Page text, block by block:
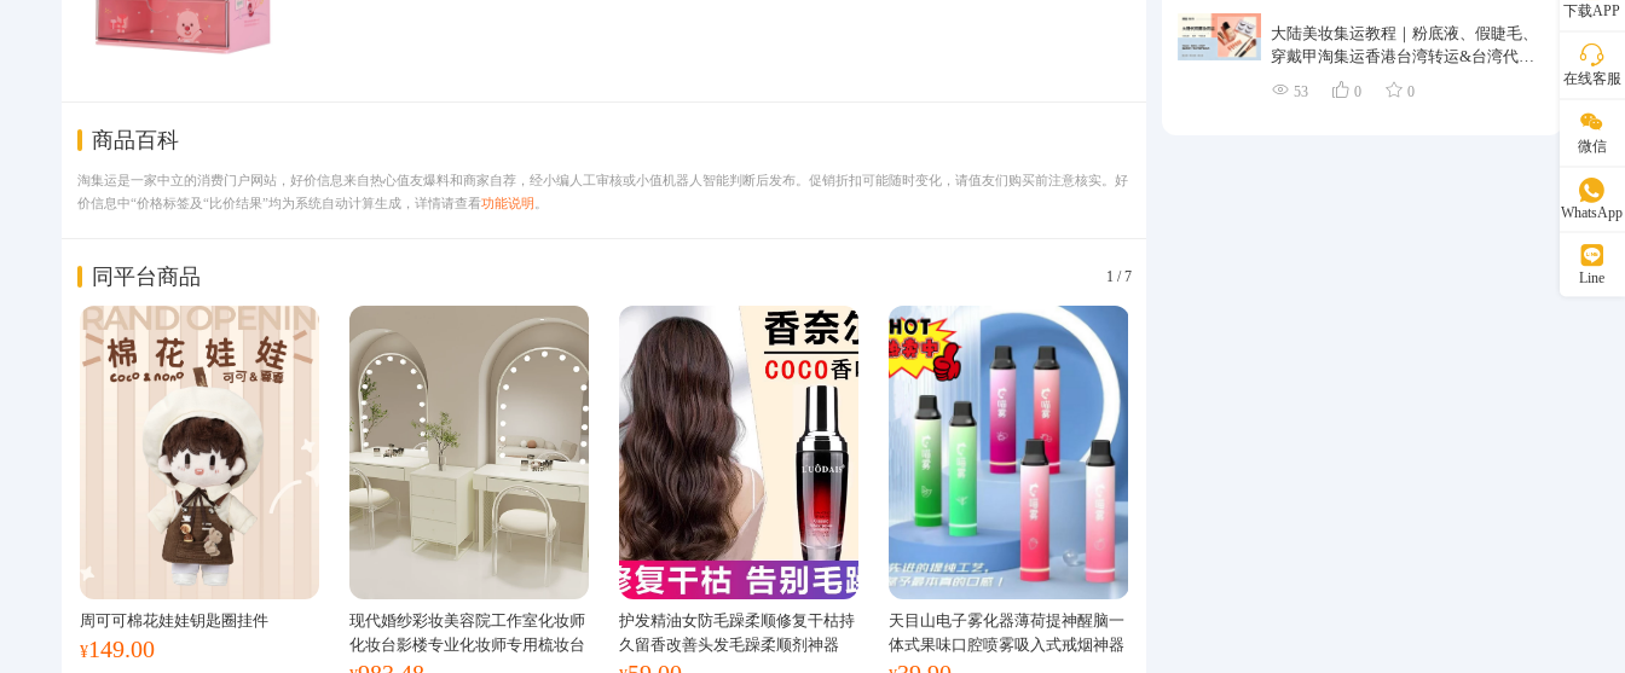
商品百科
淘集运是一家中立的消费门户网站，好价信息来自热心值友爆料和商家自荐，经小编人工审核或小值机器人智能判断后发布。促销折扣可能随时变化，请值友们购买前注意核实。好
价信息中“价格标签及“比价结果”均为系统自动计算生成，详情请查看功能说明
同平台商品 1 /7
周可可棉花娃娃钥匙圈挂件
¥149.00
现代婚纱彩妆美容院工作室化妆师
化妆台影楼专业化妆师专用梳妆台
护发精油女防毛躁柔顺修复干枯持
久留香改善头发毛躁柔顺剂神器
天目山电子雾化器薄荷提神醒脑一
体式果味口腔喷雾吸入式戒烟神器
大陆美妆集运教程｜粉底液、假睫毛、
穿戴甲淘集运香港台湾转运&台湾代购
53 0 0
下载APP
在线客服
微信
WhatsApp
Line